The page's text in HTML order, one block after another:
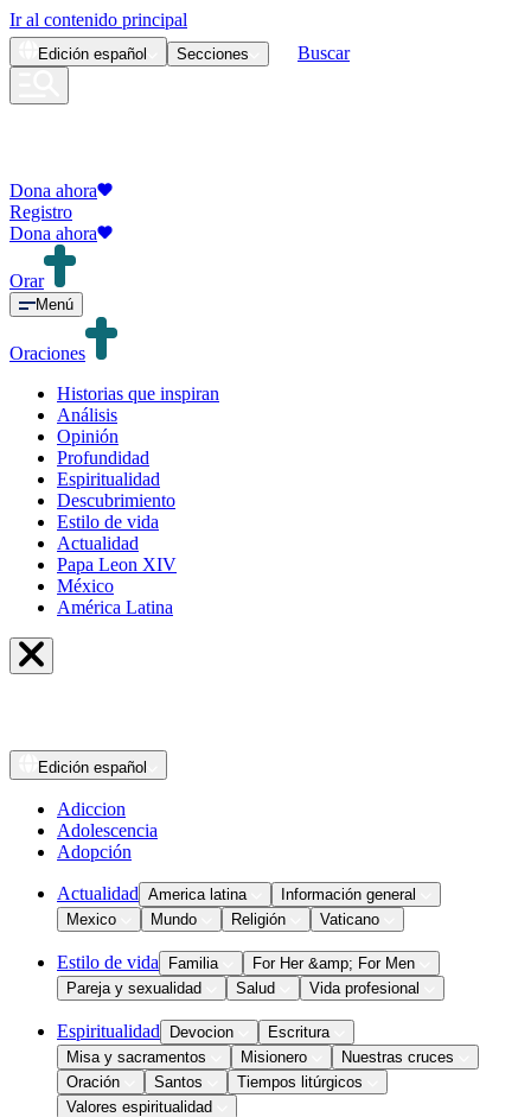
Ir al contenido principal
Edición español Secciones Buscar
Dona ahora
Registro
Dona ahora
Orar
Menú
Oraciones
Historias que inspiran
Análisis
Opinión
Profundidad
Espiritualidad
Descubrimiento
Estilo de vida
Actualidad
Papa Leon XIV
México
América Latina
Edición español
Adiccion
Adolescencia
Adopción
Actualidad America latina
Información general
Mexico
Mundo Religión Vaticano
Estilo de vida Familia
For Her &amp; For Men
Pareja y sexualidad
Salud Vida profesional
Espiritualidad Devocion
Escritura
Misa y sacramentos
Misionero
Nuestras cruces
Oración
Santos
Tiempos litúrgicos
Valores espiritualidad